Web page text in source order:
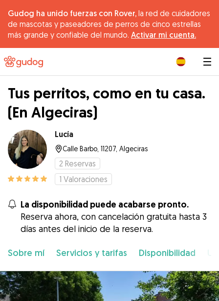
Gudog ha unido fuerzas con Rover, la red de cuidadores
de mascotas y paseadores de perros de cinco estrellas
más grande y confiable del mundo. Activar mi cuenta.
Tus perritos, como en tu casa.
(En Algeciras)
Lucía
Calle Barbo, 11207, Algeciras
2 Reservas
1 Valoraciones
La disponibilidad puede acabarse pronto.
Reserva ahora, con cancelación gratuita hasta 3
días antes del inicio de la reserva.
Sobre mí Servicios y tarifas Disponibilidad